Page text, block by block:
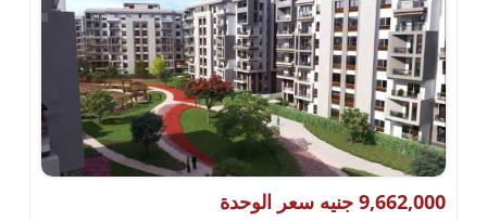
9,662,000 جنيه سعر الوحدة